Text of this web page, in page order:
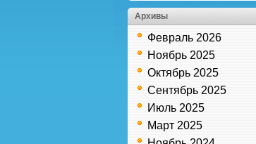
Архивы
Февраль 2026
Ноябрь 2025
Октябрь 2025
Сентябрь 2025
Июль 2025
Март 2025